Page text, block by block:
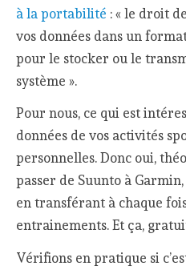
à la portabilité : « le droit
vos données dans un
pour le stocker ou le
système ».
Pour nous, ce qui est
données de vos activités
personnelles. Donc oui,
passer de Suunto à
en transférant à chaque
entrainements. Et ça,
Vérifions en pratique si